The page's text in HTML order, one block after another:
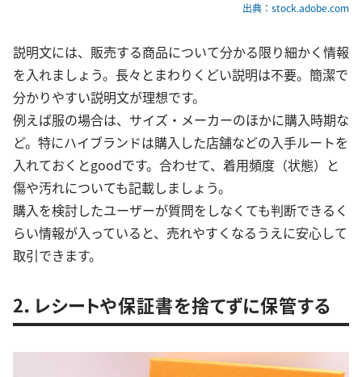
出典：stock.adobe.com
説明文には、販売する商品について分かる限り細かく情報
を入れましょう。長々とまわりくどい説明は不要。簡潔で
分かりやすい説明文が理想です。
例えば服の場合は、サイズ・メーカーのほかに購入時期な
ど。特にハイブランドは購入した店舗などの入手ルートを
入れておくとgoodです。合わせて、着用頻度（状態）と
傷や汚れについても記載しましょう。
購入を検討したユーザーが質問をしなくても判断できるく
らい情報が入っていると、売れやすくなるうえに安心して
取引できます。
2．レシートや保証書を捨てずに保管する